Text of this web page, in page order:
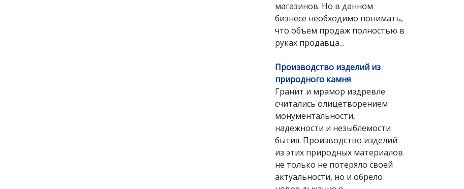
магазинов. Но в данном
бизнесе необходимо понимать,
что объем продаж полностью в
руках продавца...
Производство изделий из
природного камня
Гранит и мрамор издревле
считались олицетворением
монументальности,
надежности и незыблемости
бытия. Производство изделий
из этих природных материалов
не только не потеряло своей
актуальности, но и обрело